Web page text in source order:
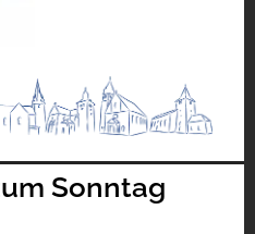
Sonntag